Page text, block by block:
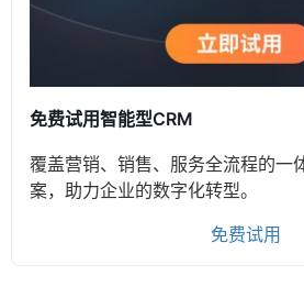
免费试用智能型CRM
覆盖营销、销售、服务全流程的一
案，助力企业的数字化转型。
免费试用